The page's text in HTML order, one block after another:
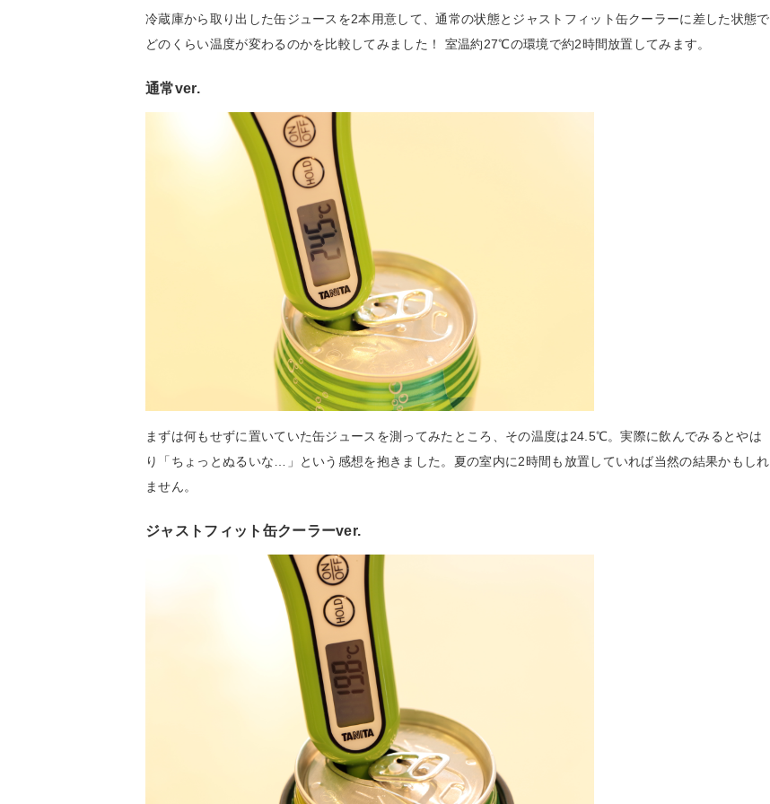
冷蔵庫から取り出した缶ジュースを2本用意して、通常の状態とジャストフィット缶クーラーに差した状態で
どのくらい温度が変わるのかを比較してみました！ 室温約27℃の環境で約2時間放置してみます。
通常ver.
まずは何もせずに置いていた缶ジュースを測ってみたところ、その温度は24.5℃。実際に飲んでみるとやは
り「ちょっとぬるいな…」という感想を抱きました。夏の室内に2時間も放置していれば当然の結果かもしれ
ません。
ジャストフィット缶クーラーver.